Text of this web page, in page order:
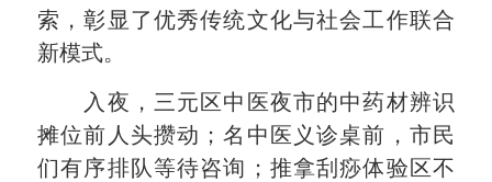
索，彰显了优秀传统文化与社会工作联合
新模式。
入夜，三元区中医夜市的中药材辨识
摊位前人头攒动；名中医义诊桌前，市民
们有序排队等待咨询；推拿刮痧体验区不